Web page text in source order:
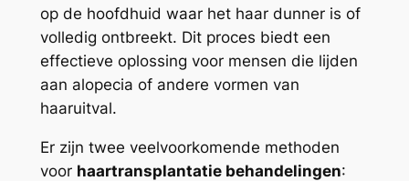
op de hoofdhuid waar het haar dunner is of
volledig ontbreekt. Dit proces biedt een
effectieve oplossing voor mensen die lijden
aan alopecia of andere vormen van
haaruitval.
Er zijn twee veelvoorkomende methoden
voor haartransplantatie behandelingen: